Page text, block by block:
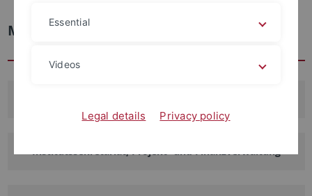
Mitarbeiter und Mitarbeiterinnen
Institutssekretariat, Projekt- und Finanzverwaltung
Essential
Videos
Legal details Privacy policy